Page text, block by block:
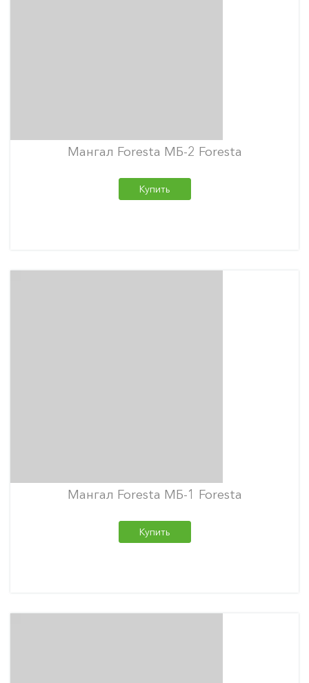
Мангал Foresta МБ-2 Foresta
Купить
Мангал Foresta МБ-1 Foresta
Купить